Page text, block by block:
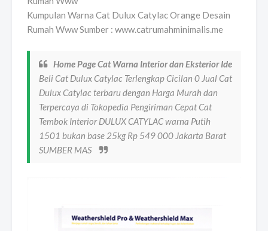
Kumpulan Warna Cat Dulux Catylac Orange Desain
Rumah Www Sumber : www.catrumahminimalis.me
Home Page Cat Warna Interior dan Eksterior Ide
Beli Cat Dulux Catylac Terlengkap Cicilan 0 Jual Cat
Dulux Catylac terbaru dengan Harga Murah dan
Terpercaya di Tokopedia Pengiriman Cepat Cat
Tembok Interior DULUX CATYLAC warna Putih
1501 bukan base 25kg Rp 549 000 Jakarta Barat
SUMBER MAS